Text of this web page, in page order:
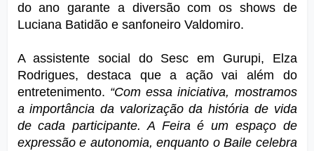
do ano garante a diversão com os shows de
Luciana Batidão e sanfoneiro Valdomiro.
A assistente social do Sesc em Gurupi, Elza
Rodrigues, destaca que a ação vai além do
entretenimento. “Com essa iniciativa, mostramos
a importância da valorização da história de vida
de cada participante. A Feira é um espaço de
expressão e autonomia, enquanto o Baile celebra